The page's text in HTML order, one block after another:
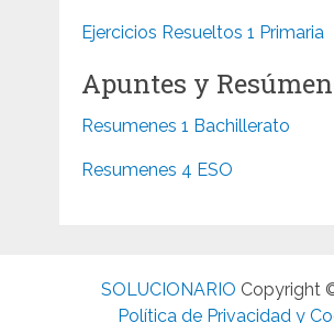
Ejercicios Resueltos 1 Primaria
Apuntes y
Resumenes 1 Bachillerato
Resumenes 4 ESO
SOLUCIONARIO Copyright
Política de Privacidad y